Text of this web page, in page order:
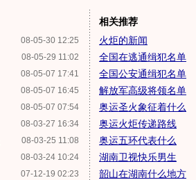
08-05-30 12:25
08-05-29 11:02
08-05-07 17:41
08-05-07 16:45
08-05-07 07:54
08-03-27 16:34
08-03-25 11:08
08-03-24 10:24
07-12-19 02:23
相关推荐
火炬的新闻
全国在逃通缉犯名单
全国公安通缉犯名单
解放军高级将领名单
奥运圣火象征着什么
奥运火炬传递路线
奥运五环代表什么
湖南卫视快乐男生
韶山在湖南什么地方